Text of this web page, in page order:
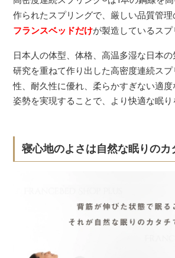
作られたスプリングで、厳しい品質管
フランスベッドだけが製造しているスプ
日本人の体型、体格、高温多湿な日本
研究を重ねて作り出した高密度連続ス
性、耐久性に優れ、柔らかすぎない適
姿勢を実現することで、より快適な眠り
寝心地のよさは自然な眠りのカ